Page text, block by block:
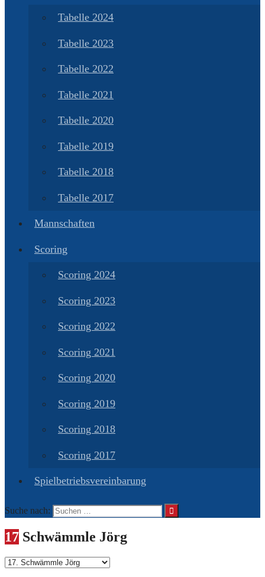
Tabelle 2024
Tabelle 2023
Tabelle 2022
Tabelle 2021
Tabelle 2020
Tabelle 2019
Tabelle 2018
Tabelle 2017
Mannschaften
Scoring
Scoring 2024
Scoring 2023
Scoring 2022
Scoring 2021
Scoring 2020
Scoring 2019
Scoring 2018
Scoring 2017
Spielbetriebsvereinbarung
Suche nach:
17 Schwämmle Jörg